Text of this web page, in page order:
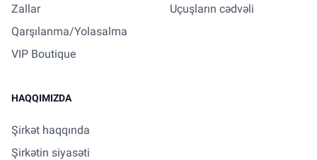
Zallar
Qarşılanma/Yolasalma
VIP Boutique
Uçuşların cədvəli
HAQQIMIZDA
Şirkət haqqında
Şirkətin siyasəti